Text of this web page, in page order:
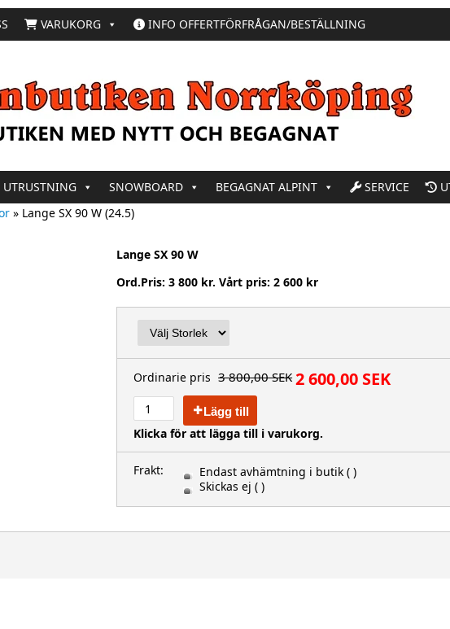
VARUKORG INFO OFFERTFÖRFRÅGAN/BESTÄLLNING
UTRUSTNING SNOWBOARD BEGAGNAT ALPINT SERVICE
» Lange SX 90 W (24.5)
Lange SX 90 W
Ord.Pris: 3 800 kr. Vårt pris: 2 600 kr
Ordinarie pris 3 800,00 SEK 2 600,00 SEK
Lägg till
Klicka för att lägga till i varukorg.
Frakt: Endast avhämtning i butik ( )
Skickas ej ( )